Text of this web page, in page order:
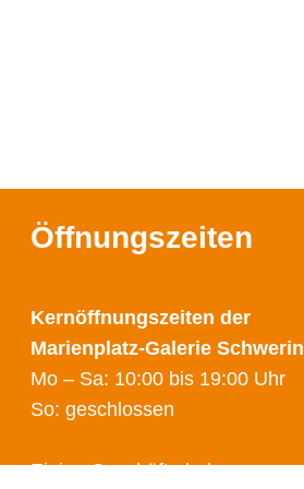
Öffnungszeiten
Kernöffnungszeiten der
Marienplatz-Galerie Schwerin
Mo – Sa: 10:00 bis 19:00 Uhr
So: geschlossen
Einige Geschäfte haben